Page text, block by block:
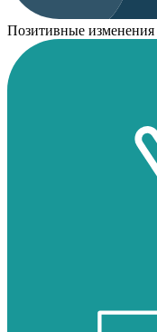
Позитивные изменения